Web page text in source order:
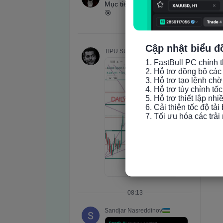
Cập nhật biểu
1. FastBull PC chính
2. Hỗ trợ đồng bộ
3. Hỗ trợ tạo lệnh
4. Hỗ trợ tùy chỉnh
5. Hỗ trợ thiết lập
6. Cải thiện tốc độ tải
7. Tối ưu hóa các